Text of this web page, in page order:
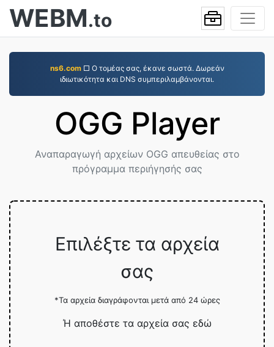
WEBM.to
ns6.com□ Ο τομέας σας, έκανε σωστά. Δωρεάν
ιδιωτικότητα και DNS συμπεριλαμβάνονται.
OGG Player
Αναπαραγωγή αρχείων OGG απευθείας στο
πρόγραμμα περιήγησής σας
Επιλέξτε τα αρχεία
σας
*Τα αρχεία διαγράφονται μετά από 24 ώρες
Ή αποθέστε τα αρχεία σας εδώ